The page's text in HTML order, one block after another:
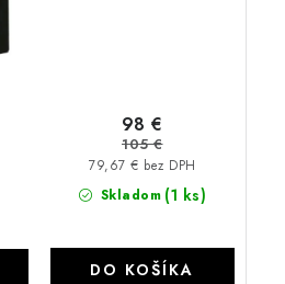
Skladom (1 ks)
79,67 € bez DPH
98 €
105 €
DO KOŠÍKA